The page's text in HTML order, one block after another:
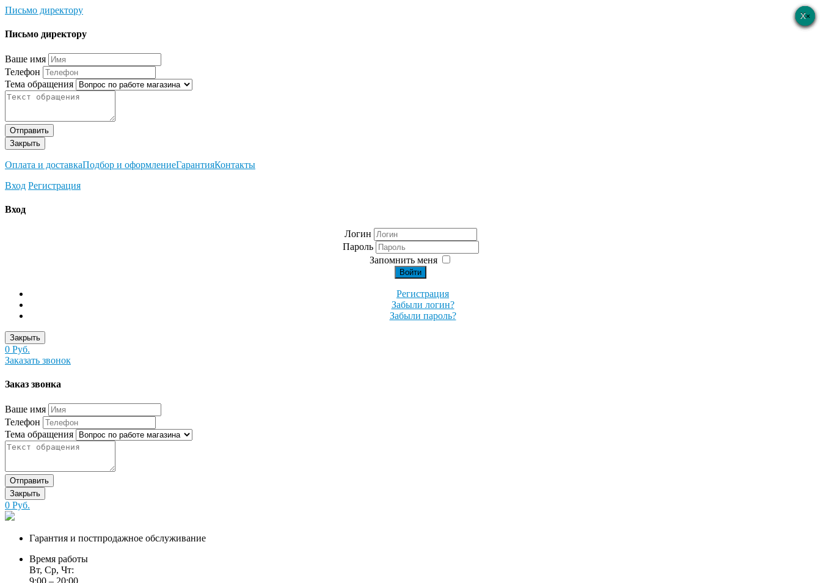
Письмо директору
×
Письмо директору
Ваше имя
Телефон
Тема обращения
Отправить
Закрыть
Оплата и доставкаПодбор и оформлениеГарантияКонтакты
Вход Регистрация
×
Вход
Логин
Пароль
Запомнить меня
Войти
Регистрация
Забыли логин?
Забыли пароль?
Закрыть
0 Руб.
Заказать звонок
×
Заказ звонка
Ваше имя
Телефон
Тема обращения
Отправить
Закрыть
0 Руб.
Гарантия и постпродажное обслуживание
Время работы
Вт, Ср, Чт:
9:00 – 20:00
×
×